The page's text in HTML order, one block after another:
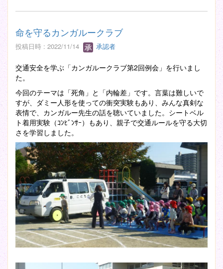
命を守るカンガルークラブ
投稿日時 : 2022/11/14 承認者
交通安全を学ぶ「カンガルークラブ第2回例会」を行いまし
た。
今回のテーマは「死角」と「内輪差」です。言葉は難しいで
すが、ダミー人形を使っての衝突実験もあり、みんな真剣な
表情で、カンガルー先生の話を聴いていました。シートベル
ト着用実験（ｺﾝﾋﾞﾝｻｰ）もあり、親子で交通ルールを守る大切
さを学習しました。